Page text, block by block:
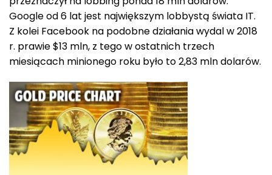
Google od 6 lat jest największym lobbystą świata IT.
Z kolei Facebook na podobne działania wydal w 2018
r. prawie $13 mln, z tego w ostatnich trzech
miesiącach minionego roku było to 2,83 mln dolarów.